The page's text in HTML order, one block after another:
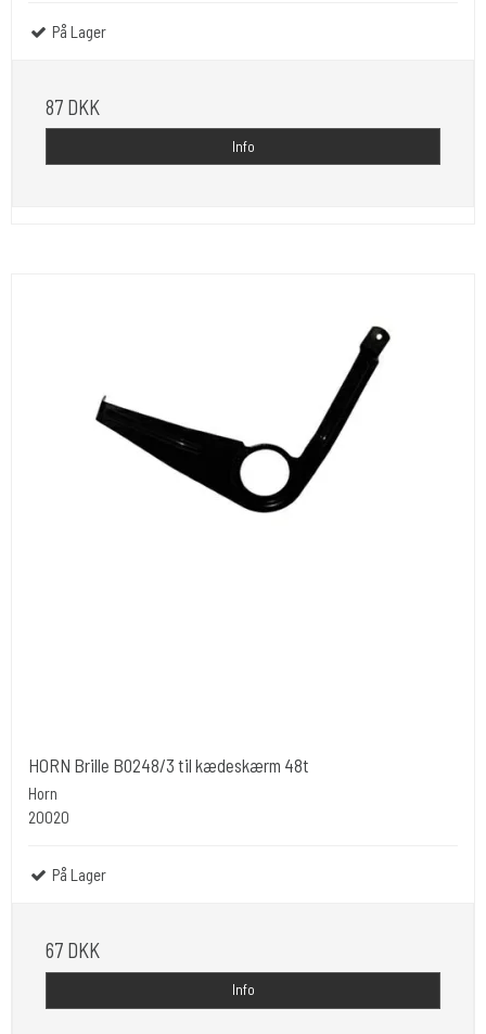
På Lager
87 DKK
Info
HORN Brille B0248/3 til kædeskærm 48t
Horn
20020
På Lager
67 DKK
Info